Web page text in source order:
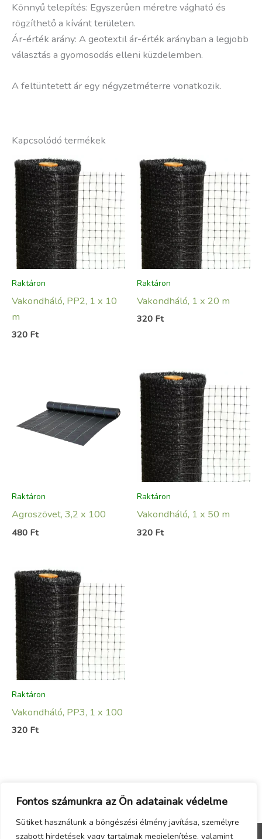
Fontos számunkra az Ön adatainak védelme
Sütiket használunk a böngészési élmény javítása, személyre
szabott hirdetések vagy tartalmak megjelenítése, valamint
Könnyű telepítés: Egyszerűen méretre vágható és
rögzíthető a kívánt területen.
Ár-érték arány: A geotextil ár-érték arányban a legjobb
választás a gyomosodás elleni küzdelemben.
A feltüntetett ár egy négyzetméterre vonatkozik.
Kapcsolódó termékek
Raktáron
Vakondháló, PP2, 1 x 10
m
320 Ft
Raktáron
Vakondháló, 1 x 20 m
320 Ft
Raktáron
Agroszövet, 3,2 x 100
480 Ft
Raktáron
Vakondháló, 1 x 50 m
320 Ft
Raktáron
Vakondháló, PP3, 1 x 100
320 Ft